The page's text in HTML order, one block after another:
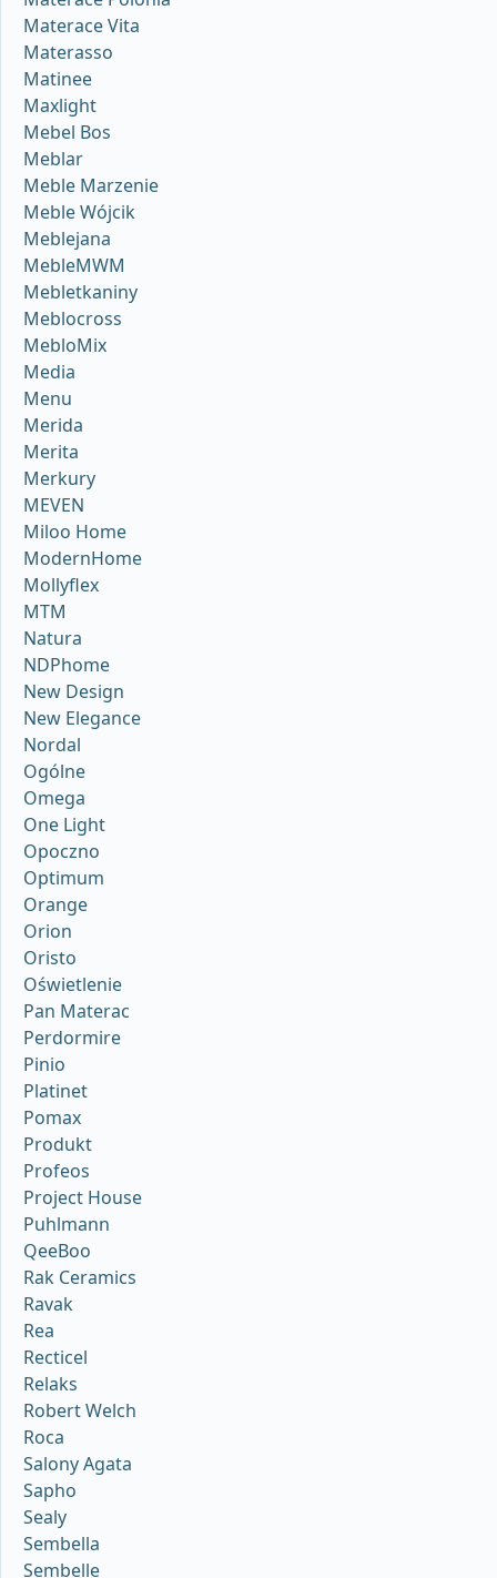
Materace Vita
Materasso
Matinee
Maxlight
Mebel Bos
Meblar
Meble Marzenie
Meble Wójcik
Meblejana
MebleMWM
Mebletkaniny
Meblocross
MebloMix
Media
Menu
Merida
Merita
Merkury
MEVEN
Miloo Home
ModernHome
Mollyflex
MTM
Natura
NDPhome
New Design
New Elegance
Nordal
Ogólne
Omega
One Light
Opoczno
Optimum
Orange
Orion
Oristo
Oświetlenie
Pan Materac
Perdormire
Pinio
Platinet
Pomax
Produkt
Profeos
Project House
Puhlmann
QeeBoo
Rak Ceramics
Ravak
Rea
Recticel
Relaks
Robert Welch
Roca
Salony Agata
Sapho
Sealy
Sembella
Sembelle